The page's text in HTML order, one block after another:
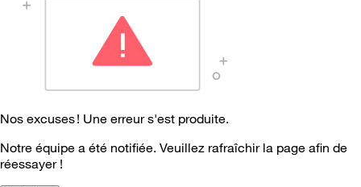
Nos excuses ! Une erreur s'est produite.
Notre équipe a été notifiée. Veuillez rafraîchir la page afin de
réessayer !